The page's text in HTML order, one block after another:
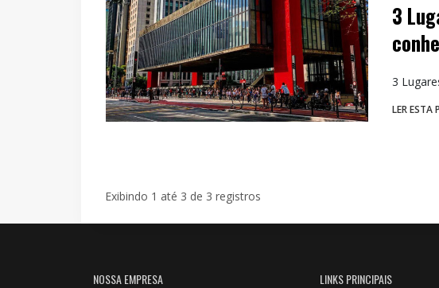
3
3
LER ESTA
Exibindo 1 até 3 de 3 registros
NOSSA EMPRESA LINKS PRINCIPAIS